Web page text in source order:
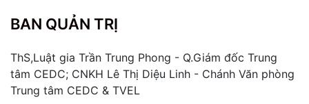
BAN QUẢN TRỊ
ThS,Luật gia Trần Trung Phong - Q.Giám đốc Trung
tâm CEDC; CNKH Lê Thị Diệu Linh - Chánh Văn phòng
Trung tâm CEDC & TVEL